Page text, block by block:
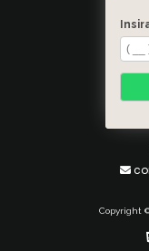
Copyright